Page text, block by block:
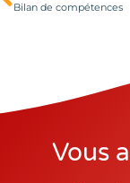
Bilan de compétences
Vous